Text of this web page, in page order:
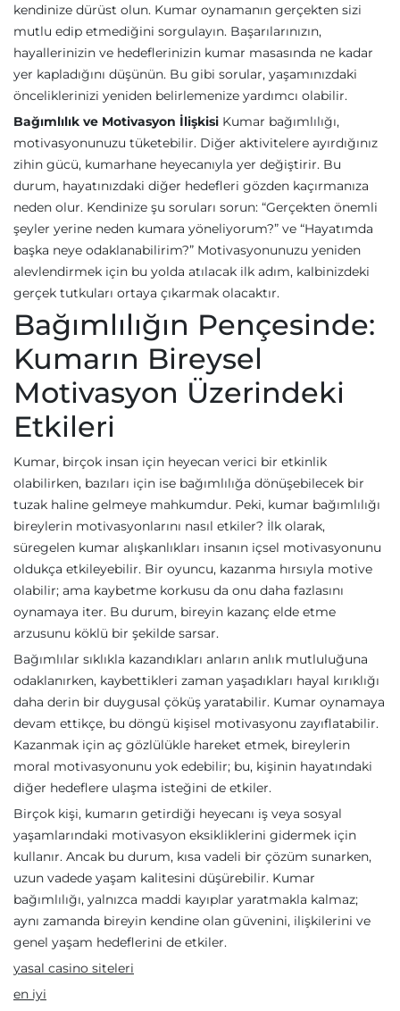
kendinize dürüst olun. Kumar oynamanın gerçekten sizi
mutlu edip etmediğini sorgulayın. Başarılarınızın,
hayallerinizin ve hedeflerinizin kumar masasında ne kadar
yer kapladığını düşünün. Bu gibi sorular, yaşamınızdaki
önceliklerinizi yeniden belirlemenize yardımcı olabilir.
Bağımlılık ve Motivasyon İlişkisi Kumar bağımlılığı,
motivasyonunuzu tüketebilir. Diğer aktivitelere ayırdığınız
zihin gücü, kumarhane heyecanıyla yer değiştirir. Bu
durum, hayatınızdaki diğer hedefleri gözden kaçırmanıza
neden olur. Kendinize şu soruları sorun: “Gerçekten önemli
şeyler yerine neden kumara yöneliyorum?” ve “Hayatımda
başka neye odaklanabilirim?” Motivasyonunuzu yeniden
alevlendirmek için bu yolda atılacak ilk adım, kalbinizdeki
gerçek tutkuları ortaya çıkarmak olacaktır.
Bağımlılığın Pençesinde:
Kumarın Bireysel
Motivasyon Üzerindeki
Etkileri
Kumar, birçok insan için heyecan verici bir etkinlik
olabilirken, bazıları için ise bağımlılığa dönüşebilecek bir
tuzak haline gelmeye mahkumdur. Peki, kumar bağımlılığı
bireylerin motivasyonlarını nasıl etkiler? İlk olarak,
süregelen kumar alışkanlıkları insanın içsel motivasyonunu
oldukça etkileyebilir. Bir oyuncu, kazanma hırsıyla motive
olabilir; ama kaybetme korkusu da onu daha fazlasını
oynamaya iter. Bu durum, bireyin kazanç elde etme
arzusunu köklü bir şekilde sarsar.
Bağımlılar sıklıkla kazandıkları anların anlık mutluluğuna
odaklanırken, kaybettikleri zaman yaşadıkları hayal kırıklığı
daha derin bir duygusal çöküş yaratabilir. Kumar oynamaya
devam ettikçe, bu döngü kişisel motivasyonu zayıflatabilir.
Kazanmak için aç gözlülükle hareket etmek, bireylerin
moral motivasyonunu yok edebilir; bu, kişinin hayatındaki
diğer hedeflere ulaşma isteğini de etkiler.
Birçok kişi, kumarın getirdiği heyecanı iş veya sosyal
yaşamlarındaki motivasyon eksikliklerini gidermek için
kullanır. Ancak bu durum, kısa vadeli bir çözüm sunarken,
uzun vadede yaşam kalitesini düşürebilir. Kumar
bağımlılığı, yalnızca maddi kayıplar yaratmakla kalmaz;
aynı zamanda bireyin kendine olan güvenini, ilişkilerini ve
genel yaşam hedeflerini de etkiler.
yasal casino siteleri
en iyi